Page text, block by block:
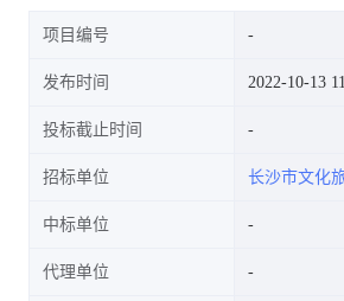
项目编号
发布时间 2022-10-13
投标截止时间
招标单位 长沙市文化
中标单位
代理单位